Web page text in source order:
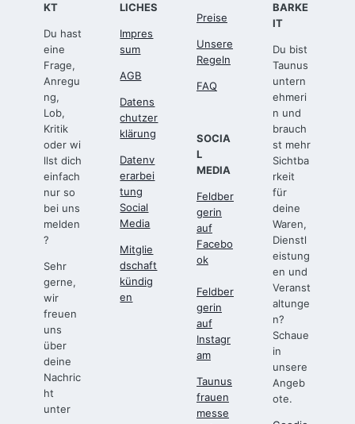
KT
Du hast
eine
Frage,
Anregu
ng,
Lob,
Kritik
oder wi
llst dich
einfach
nur so
bei uns
melden
?
Sehr
gerne,
wir
freuen
uns
über
deine
Nachric
ht
unter
LICHES
Impres
sum
AGB
Datens
chutzer
klärung
Datenv
erarbei
tung
Social
Media
Mitglie
dschaft
kündig
en
Preise
Unsere
Regeln
FAQ
SOCIA
L
MEDIA
Feldber
gerin
auf
Facebo
ok
Feldber
gerin
auf
Instagr
am
Taunus
frauen
messe
BARKE
IT
Du bist
Taunus
untern
ehmeri
n und
brauch
st mehr
Sichtba
rkeit
für
deine
Waren,
Dienstl
eistung
en und
Veranst
altunge
n?
Schaue
in
unsere
Angeb
ote.